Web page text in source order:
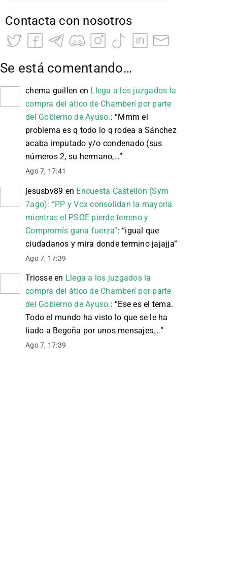
Contacta con nosotros
Se está comentando…
chema guillen en Llega a los juzgados la
compra del ático de Chamberí por parte
del Gobierno de Ayuso.: “Mmm el
problema es q todo lo q rodea a Sánchez
acaba imputado y/o condenado (sus
números 2, su hermano,…”
Ago 7, 17:41
jesusbv89 en Encuesta Castellón (Sym
7ago): “PP y Vox consolidan la mayoría
mientras el PSOE pierde terreno y
Compromís gana fuerza”: “igual que
ciudadanos y mira donde termino jajajja”
Ago 7, 17:39
Triosseen Llega a los juzgados la
compra del ático de Chamberí por parte
del Gobierno de Ayuso.: “Ese es el tema.
Todo el mundo ha visto lo que se le ha
liado a Begoña por unos mensajes,…”
Ago 7, 17:39